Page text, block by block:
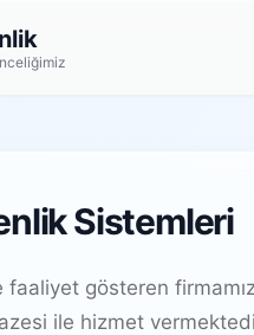
Sistemleri
faaliyet gösteren
ile hizmet